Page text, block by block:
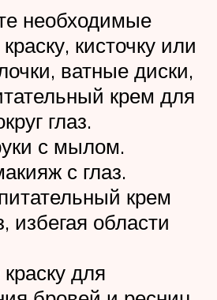
необходимые
кисточку или
ватные диски,
крем для
глаз.
с мылом.
с глаз.
крем
избегая области
для